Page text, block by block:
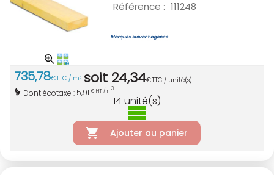
Référence : 111248
735,78€TTC / m3 soit 24,34€TTC / unité(s)
Dont écotaxe : 5,91 € HT / m3
14unité(s)
Ajouter au panier